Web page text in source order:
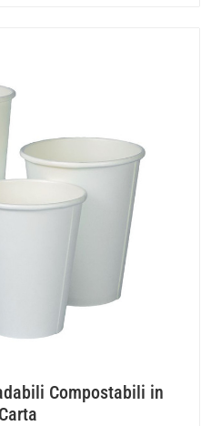
Compostabili in
Carta